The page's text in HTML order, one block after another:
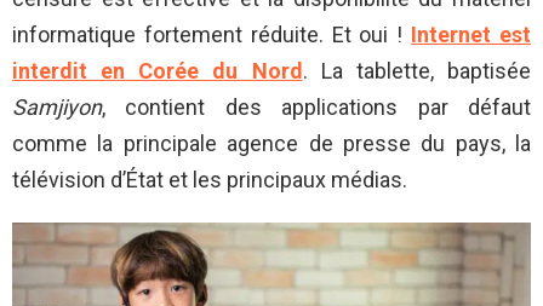
informatique fortement réduite. Et oui ! Internet est
interdit en Corée du Nord. La tablette, baptisée
Samjiyon, contient des applications par défaut
comme la principale agence de presse du pays, la
télévision d’État et les principaux médias.